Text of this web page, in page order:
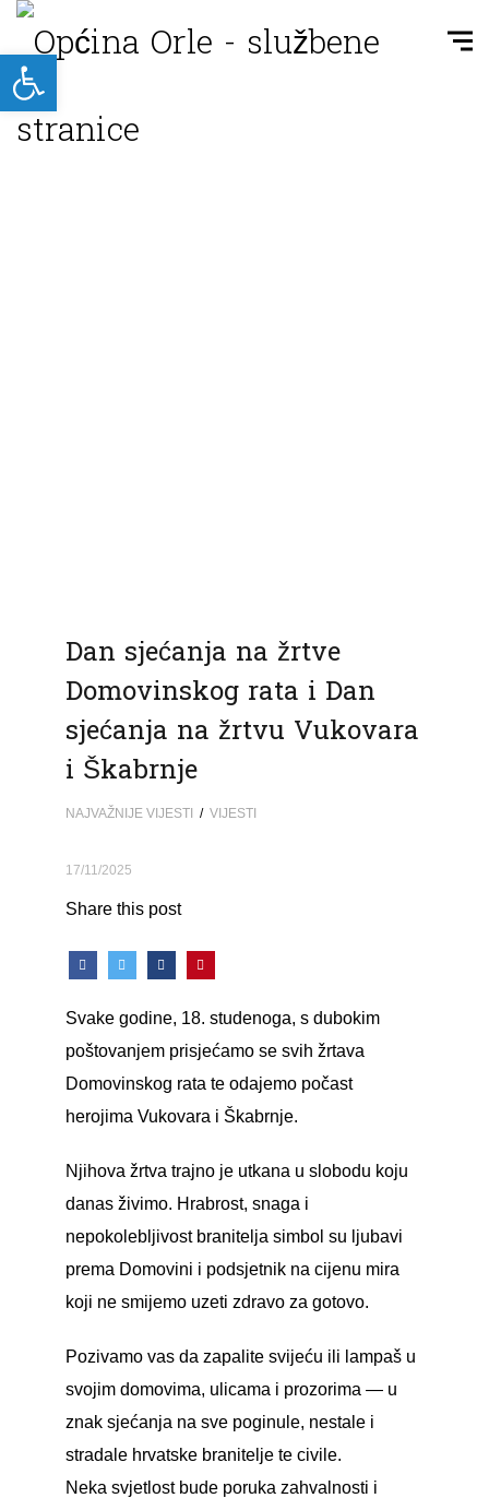
Dan sjećanja na žrtve
Domovinskog rata i Dan
sjećanja na žrtvu Vukovara
i Škabrnje
NAJVAŽNIJE VIJESTI / VIJESTI
17/11/2025
Share this post
Svake godine, 18. studenoga, s dubokim
poštovanjem prisjećamo se svih žrtava
Domovinskog rata te odajemo počast
herojima Vukovara i Škabrnje.
Njihova žrtva trajno je utkana u slobodu koju
danas živimo. Hrabrost, snaga i
nepokolebljivost branitelja simbol su ljubavi
prema Domovini i podsjetnik na cijenu mira
koji ne smijemo uzeti zdravo za gotovo.
Pozivamo vas da zapalite svijeću ili lampaš u
svojim domovima, ulicama i prozorima — u
znak sjećanja na sve poginule, nestale i
stradale hrvatske branitelje te civile.
Neka svjetlost bude poruka zahvalnosti i
Open toolbar